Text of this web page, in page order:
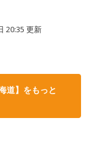
20:35 更新
道】をもっと